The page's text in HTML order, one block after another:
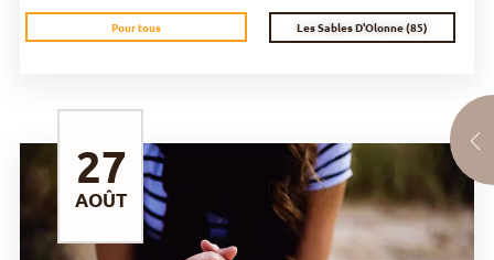
Pour tous Les Sables D'Olonne (85)
AOÛT
27